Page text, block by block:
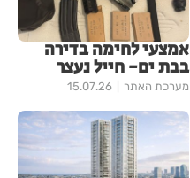
אמצעי לחימה בדירה
בבת ים- חייל נעצר
מערכת האתר 15.07.26